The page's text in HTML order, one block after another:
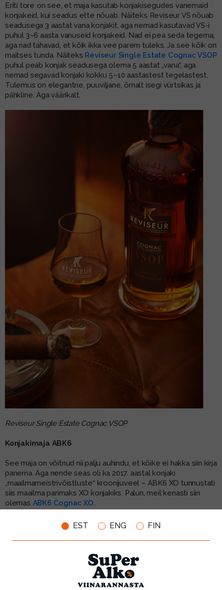
EST ENG FIN
Eriti tore on see, et maja kasutab konjakisegudes vanemaid
konjakeid, kui seadus ette nõuab. Näiteks Reviseur VS nõuab
seadusega 3 aastat vana konjakit, aga nemad kasutavad VS-i
puhul 3–6 aasta vanuseid konjakeid. Nad ei pea seda tegema,
aga nad tahavad, et kõik ikka vee parem tuleks. Ja see kõik on
maitses tunda. Näiteks Reviseur Single Estate Cognac VSOP
puhul peab konjak seadusega olema 5 aastat „vana“, aga
nemad segavad konjaki kokku 5–10 aastastest tegelastest.
Tulemus on elegantne, puuviljane, õrnalt isegi vürtsikas ja
pähkline. Aga väärikalt.
Reviseur Single Estate Cognac VSOP
Konjakimaja ABK6
See maja on võitnud nii palju auhindu, et kõike ei hakka siin kirja
panema. Aga nende seas oli ka 2017. aastal konjaki
„maailmameistrivõistluste“ kroonijuveel – ABK6 XO tunnustati
siis maailma parimaks XO konjakiks. Palun, meil kenasti siin
olemas ABK6 Cognac XO.